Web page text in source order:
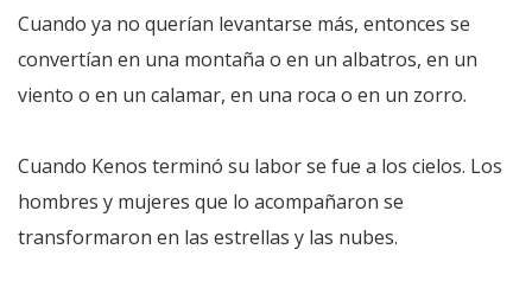
Cuando ya no querían levantarse más, entonces se
convertían en una montaña o en un albatros, en un
viento o en un calamar, en una roca o en un zorro.
Cuando Kenos terminó su labor se fue a los cielos. Los
hombres y mujeres que lo acompañaron se
transformaron en las estrellas y las nubes.